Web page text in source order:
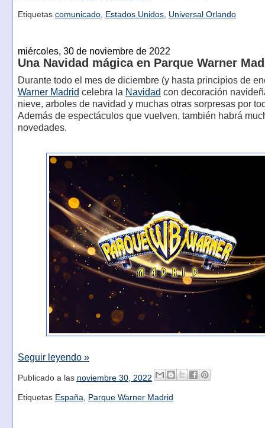
Etiquetas comunicado, Estados Unidos, Universal Orlando
miércoles, 30 de noviembre de 2022
Una Navidad mágica en Parque Warner
Durante todo el mes de diciembre (y hasta principios de
Warner Madrid celebra la Navidad con decoración
nieve, arboles de navidad y muchas otras sorpresas por
Además de espectáculos que vuelven, también habrá
novedades.
Seguir leyendo »
Publicado a las noviembre 30, 2022
Etiquetas España Parque Warner Madrid